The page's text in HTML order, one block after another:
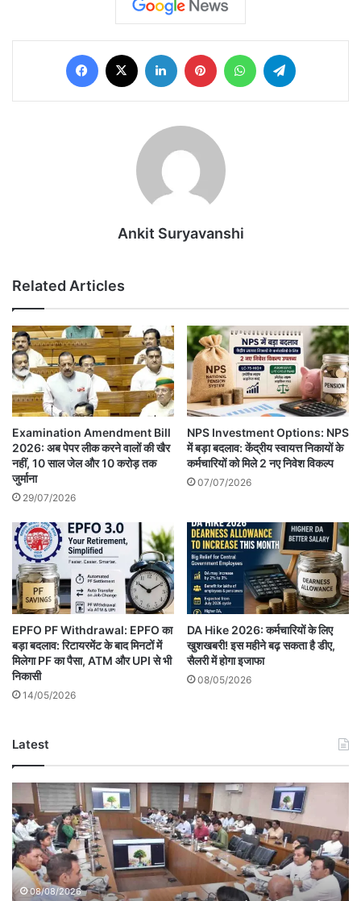
Facebook LinkedIn PinterestWhatsApp
Ankit Suryavanshi
Related Articles
Examination Amendment Bill
2026: अब पेपर लीक करने वालों की खैर
नहीं, 10 साल जेल और 10 करोड़ तक
जुर्माना
29/07/2026
NPS Investment Options: NPS
में बड़ा बदलाव: केंद्रीय स्वायत्त निकायों के
कर्मचारियों को मिले 2 नए निवेश विकल्प
07/07/2026
EPFO PF Withdrawal: EPFO का
बड़ा बदलाव: रिटायरमेंट के बाद मिनटों में
मिलेगा PF का पैसा, ATM और UPI से भी
निकासी
14/05/2026
DA Hike 2026: कर्मचारियों के लिए
खुशखबरी! इस महीने बढ़ सकता है डीए,
सैलरी में होगा इजाफा
08/05/2026
Latest
Betul
Education
Sanjeevani
Project:
बैतूल
को
शिक्षा08/08/2026